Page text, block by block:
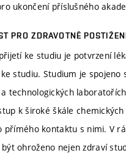
ukončení příslušného
PRO ZDRAVOTNĚ
ke studiu je potvrzení
studiu. Studium je spojeno
technologických
k široké škále
přímého kontaktu s nimi. V
ohroženo nejen zdraví